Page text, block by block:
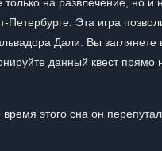
Эта игра
Дали. Вы заглянете
данный квест
этого сна он